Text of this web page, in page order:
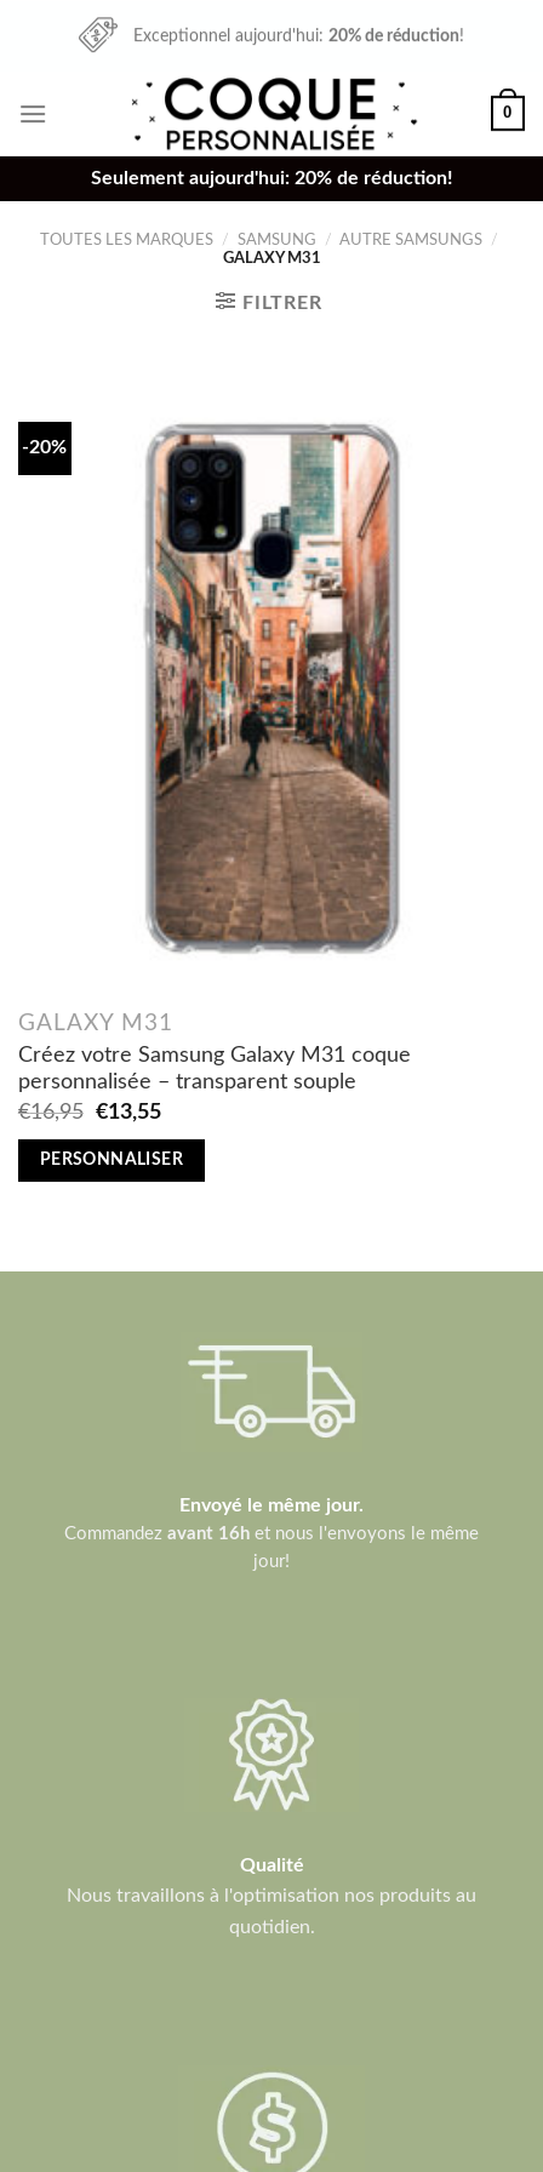
Exceptionnel aujourd'hui: 20% de réduction!
0
Seulement aujourd'hui: 20% de réduction!
TOUTES LES MARQUES / SAMSUNG / AUTRE SAMSUNGS
/
GALAXY M31
FILTRER
-20%
GALAXY M31
Créez votre Samsung Galaxy M31 coque
personnalisée – transparent souple
€16,95
Original
was:
€13,55Current
is:
PERSONNALISER
Envoyé le même jour.
Commandez avant 16h et nous l'envoyons le même
jour!
Qualité
Nous travaillons à l'optimisation nos produits au
quotidien.